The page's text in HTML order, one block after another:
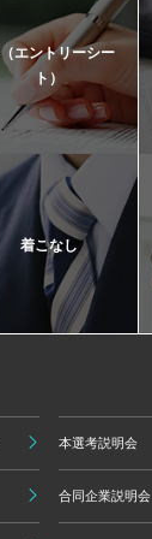
エントリーシー
ト）
着こなし
本選考説明会
合同企業説明会